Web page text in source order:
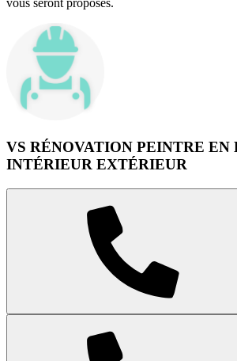
VS RÉNOVATION PEINTRE
INTÉRIEUR EXTÉRIEUR